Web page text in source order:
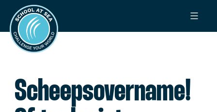
naar
inhoud
School
at
Sea
Scheepsovername!